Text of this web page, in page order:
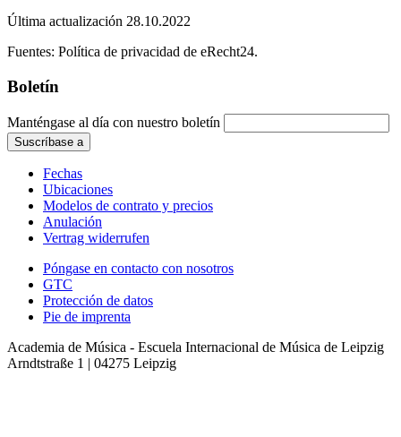
Última actualización 28.10.2022
Fuentes: Política de privacidad de eRecht24.
Boletín
Manténgase al día con nuestro boletín
Fechas
Ubicaciones
Modelos de contrato y precios
Anulación
Vertrag widerrufen
Póngase en contacto con nosotros
GTC
Protección de datos
Pie de imprenta
Academia de Música - Escuela Internacional de Música de Leipzig
Arndtstraße 1 | 04275 Leipzig